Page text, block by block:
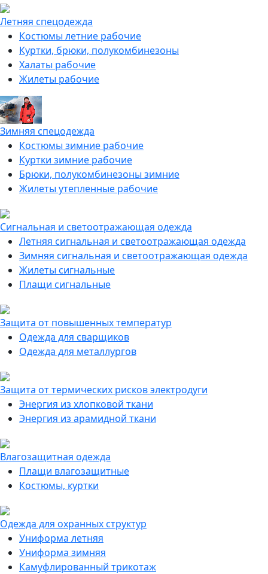
Летняя спецодежда
Костюмы летние рабочие
Куртки, брюки, полукомбинезоны
Халаты рабочие
Жилеты рабочие
Зимняя спецодежда
Костюмы зимние рабочие
Куртки зимние рабочие
Брюки, полукомбинезоны зимние
Жилеты утепленные рабочие
Сигнальная и светоотражающая одежда
Летняя сигнальная и светоотражающая одежда
Зимняя сигнальная и светоотражающая одежда
Жилеты сигнальные
Плащи сигнальные
Защита от повышенных температур
Одежда для сварщиков
Одежда для металлургов
Защита от термических рисков электродуги
Энергия из хлопковой ткани
Энергия из арамидной ткани
Влагозащитная одежда
Плащи влагозащитные
Костюмы, куртки
Одежда для охранных структур
Униформа летняя
Униформа зимняя
Камуфлированный трикотаж